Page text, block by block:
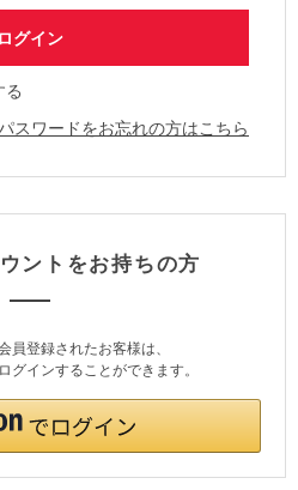
る
スワードをお忘れの方はこちら
ントをお持ちの方
登録されたお客様は、
インすることができます。